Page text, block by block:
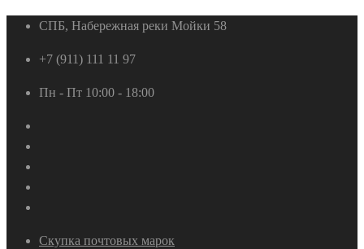
СПБ, Набережная реки Мойки 58
+7 (911) 111 11 97
Пн - Пт 10:00 - 18:00
Скупка почтовых марок